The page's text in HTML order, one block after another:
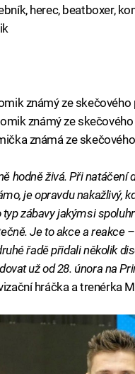
herec, beatboxer,
známý ze
známý ze
známá ze
hodně živá. Při
je opravdu nakažlivý,
zábavy jakýmsi
Je to akce a reakce
řadě přidali několik
už od 28. února na
hráčka a trenérka